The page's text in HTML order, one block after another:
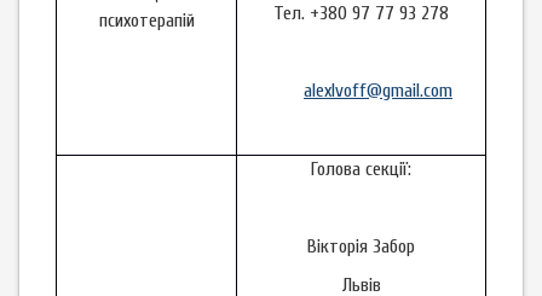
психотерапій
Тел. +380 97 77 93 278
alexlvoff@gmail.com
Голова секції:
Вікторія Забор
Львів